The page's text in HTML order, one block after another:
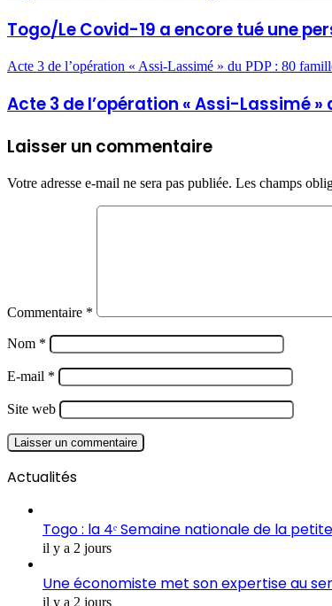
Togo/Le Covid-19 a encore tué une
Acte 3 de l’opération « Assi-Lassimé » du PDP : 80
Acte 3 de l’opération « Assi-Lassimé
Laisser un commentaire
Votre adresse e-mail ne sera pas publiée. Les champs
Commentaire *
Nom *
E-mail *
Site web
Actualités
Togo : la 4ᵉ Semaine nationale de la
il y a 2 jours
Une économiste met son expertise au
il y a 2 jours